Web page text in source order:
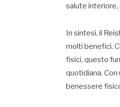
salute interiore,
In sintesi, il
molti benefici.
fisici, questo
quotidiana.
benessere